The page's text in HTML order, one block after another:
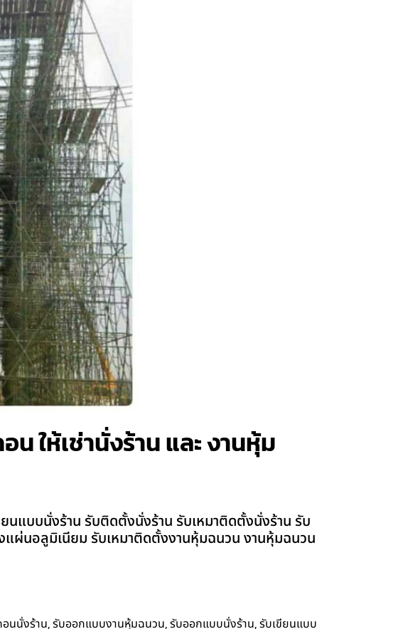
ให้เช่านั่งร้าน และ งานหุ้ม
แบบนั่งร้าน รับติดตั้งนั่งร้าน รับเหมาติดตั้งนั่งร้าน รับ
ผ่นอลูมิเนียม รับเหมาติดตั้งงานหุ้มฉนวน งานหุ้มฉนวน
นนั่งร้าน,รับออกแบบงานหุ้มฉนวน,รับออกแบบนั่งร้าน,รับเขียนแบบ